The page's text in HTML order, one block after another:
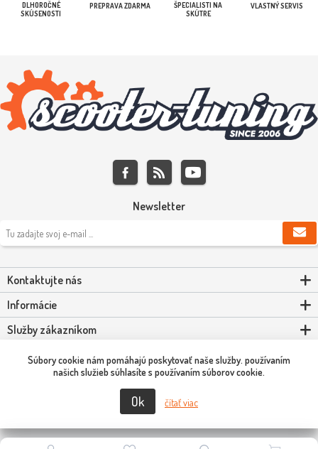
DLHOROČNÉ
SKÚSENOSTI
PREPRAVA ZDARMA
ŠPECIALISTI NA
SKÚTRE
VLASTNÝ SERVIS
Newsletter
Kontaktujte nás
Informácie
Služby zákazníkom
Môj účet
Copyright © 2026 Scooter-Tuning SK. Všetky práva vyhradené.
Súbory cookie nám pomáhajú poskytovať naše služby. používaním
našich služieb súhlasíte s používaním súborov cookie.
Ok čítať viac